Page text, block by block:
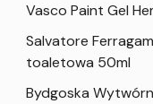
Vasco Paint Gel
Salvatore
toaletowa 50ml
Bydgoska